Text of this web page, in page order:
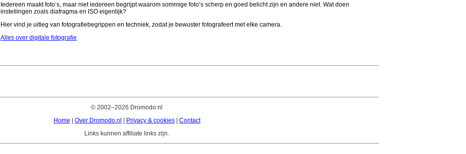
Iedereen maakt foto’s, maar niet iedereen begrijpt waarom sommige foto’s scherp en goed belicht zijn en andere niet. Wat doen
instellingen zoals diafragma en ISO eigenlijk?
Hier vind je uitleg van fotografiebegrippen en techniek, zodat je bewuster fotografeert met elke camera.
Alles over digitale fotografie
© 2002–2026 Dromodo.nl
Home
Over Dromodo.nl Privacy & cookies| Contact
Links kunnen affiliate links zijn.